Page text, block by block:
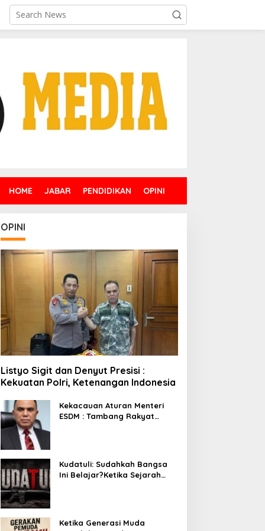
HOME JABAR PENDIDIKAN OPINI
OPINI
Listyo Sigit dan Denyut Presisi :
Kekuatan Polri, Ketenangan Indonesia
Kekacauan Aturan Menteri
ESDM : Tambang Rakyat
Kudatuli: Sudahkah Bangsa
Ini Belajar?Ketika Sejarah
Ketika Generasi Muda